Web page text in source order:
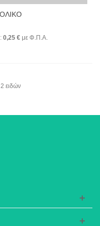
0,25 € με Φ.Π.Α.
ειδών